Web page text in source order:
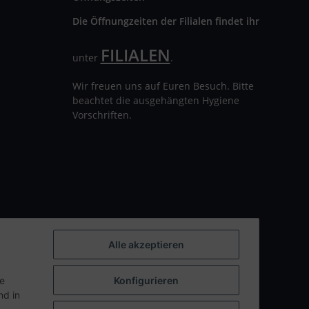
Die Öffnungzeiten der Filialen findet ihr
unter FILIALEN.
Wir freuen uns auf Euren Besuch. Bitte
beachtet die ausgehängten Hygiene
Vorschriften.
in
Alle akzeptieren
Konfigurieren